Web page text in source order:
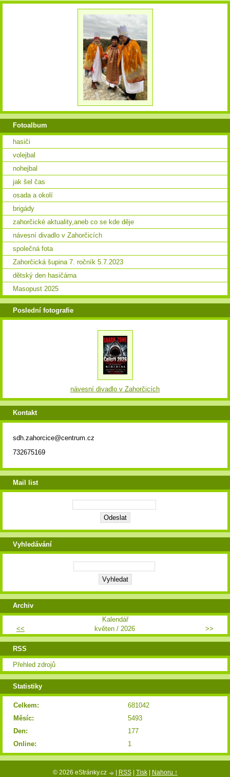
Fotoalbum
hasiči
volejbal
nohejbal
jak šel čas
osada a okolí
brigády
zahorčické aktuality,aneb co se kde děje
návesní divadlo v Zahorčicích
společná fota
Zahorčická šupina 7. ročník 5.7.2023
dětský den hasičárna
Masopust 2025
Poslední fotografie
návesní divadlo v Zahorčicích
Kontakt
sdh.zahorcice@centrum.cz
732675169
Mail list
Vyhledávání
Archiv
Kalendář
<<
květen / 2026 >>
RSS
Přehled zdrojů
Statistiky
Online: 1
Celkem:
681042
Měsíc:
5493
Den:
177
© 2026 eStránky.cz RSS| Tisk| Nahoru ↑